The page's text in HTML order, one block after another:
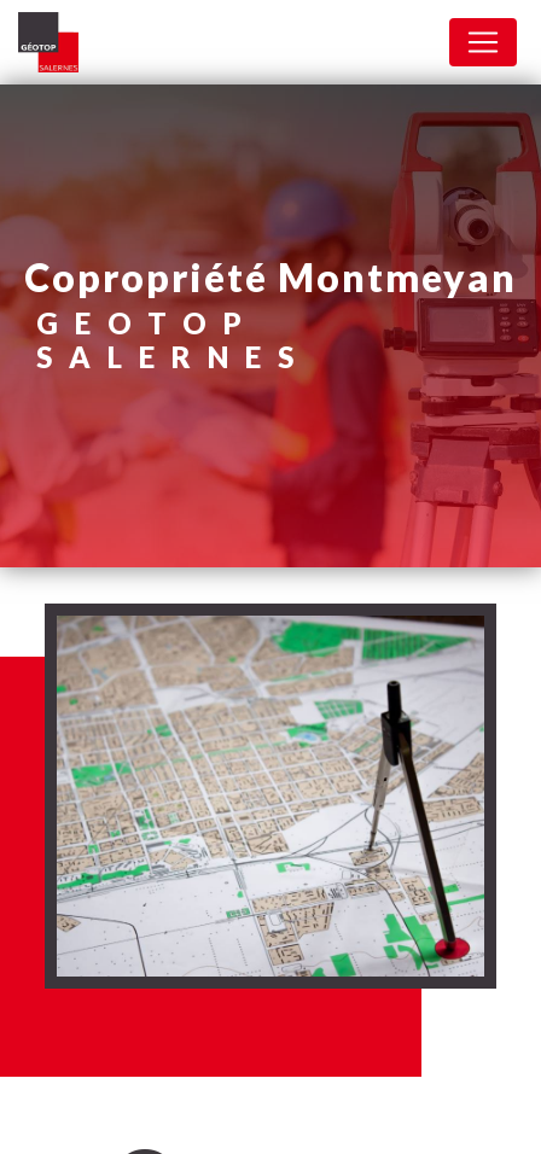
copropriété Montmeyan
GEOTOP
SALERNES
Panneau de gestion des cookies